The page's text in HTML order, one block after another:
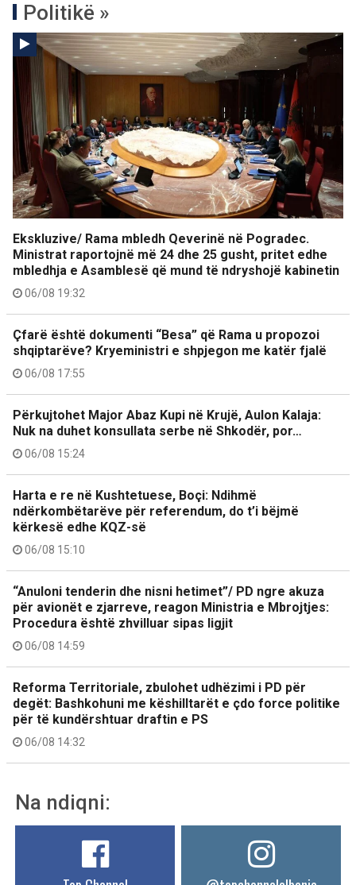
Politikë »
Ekskluzive/ Rama mbledh Qeverinë në Pogradec.
Ministrat raportojnë më 24 dhe 25 gusht, pritet edhe
mbledhja e Asamblesë që mund të ndryshojë kabinetin
06/08 19:32
Çfarë është dokumenti “Besa” që Rama u propozoi
shqiptarëve? Kryeministri e shpjegon me katër fjalë
06/08 17:55
Përkujtohet Major Abaz Kupi në Krujë, Aulon Kalaja:
Nuk na duhet konsullata serbe në Shkodër, por…
06/08 15:24
Harta e re në Kushtetuese, Boçi: Ndihmë
ndërkombëtarëve për referendum, do t’i bëjmë
kërkesë edhe KQZ-së
06/08 15:10
“Anuloni tenderin dhe nisni hetimet”/ PD ngre akuza
për avionët e zjarreve, reagon Ministria e Mbrojtjes:
Procedura është zhvilluar sipas ligjit
06/08 14:59
Reforma Territoriale, zbulohet udhëzimi i PD për
degët: Bashkohuni me këshilltarët e çdo force politike
për të kundërshtuar draftin e PS
06/08 14:32
Na ndiqni: